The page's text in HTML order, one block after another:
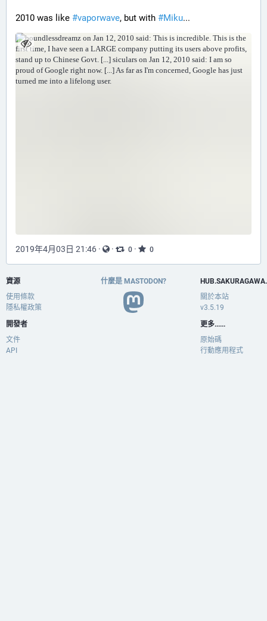
2010 was like #vaporwave, but with #Miku...
2019年4月03日 21:46 · · 0 · 0
資源
使用條款
隱私權政策
開發者
文件
API
什麼是 MASTODON?
關於本站
v3.5.19
更多......
原始碼
行動應用程式